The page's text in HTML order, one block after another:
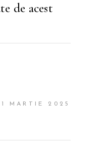
de acest
MARTIE 2025